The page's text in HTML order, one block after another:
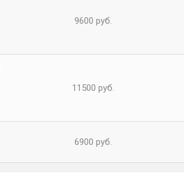
9600 руб.
11500 руб.
6900 руб.